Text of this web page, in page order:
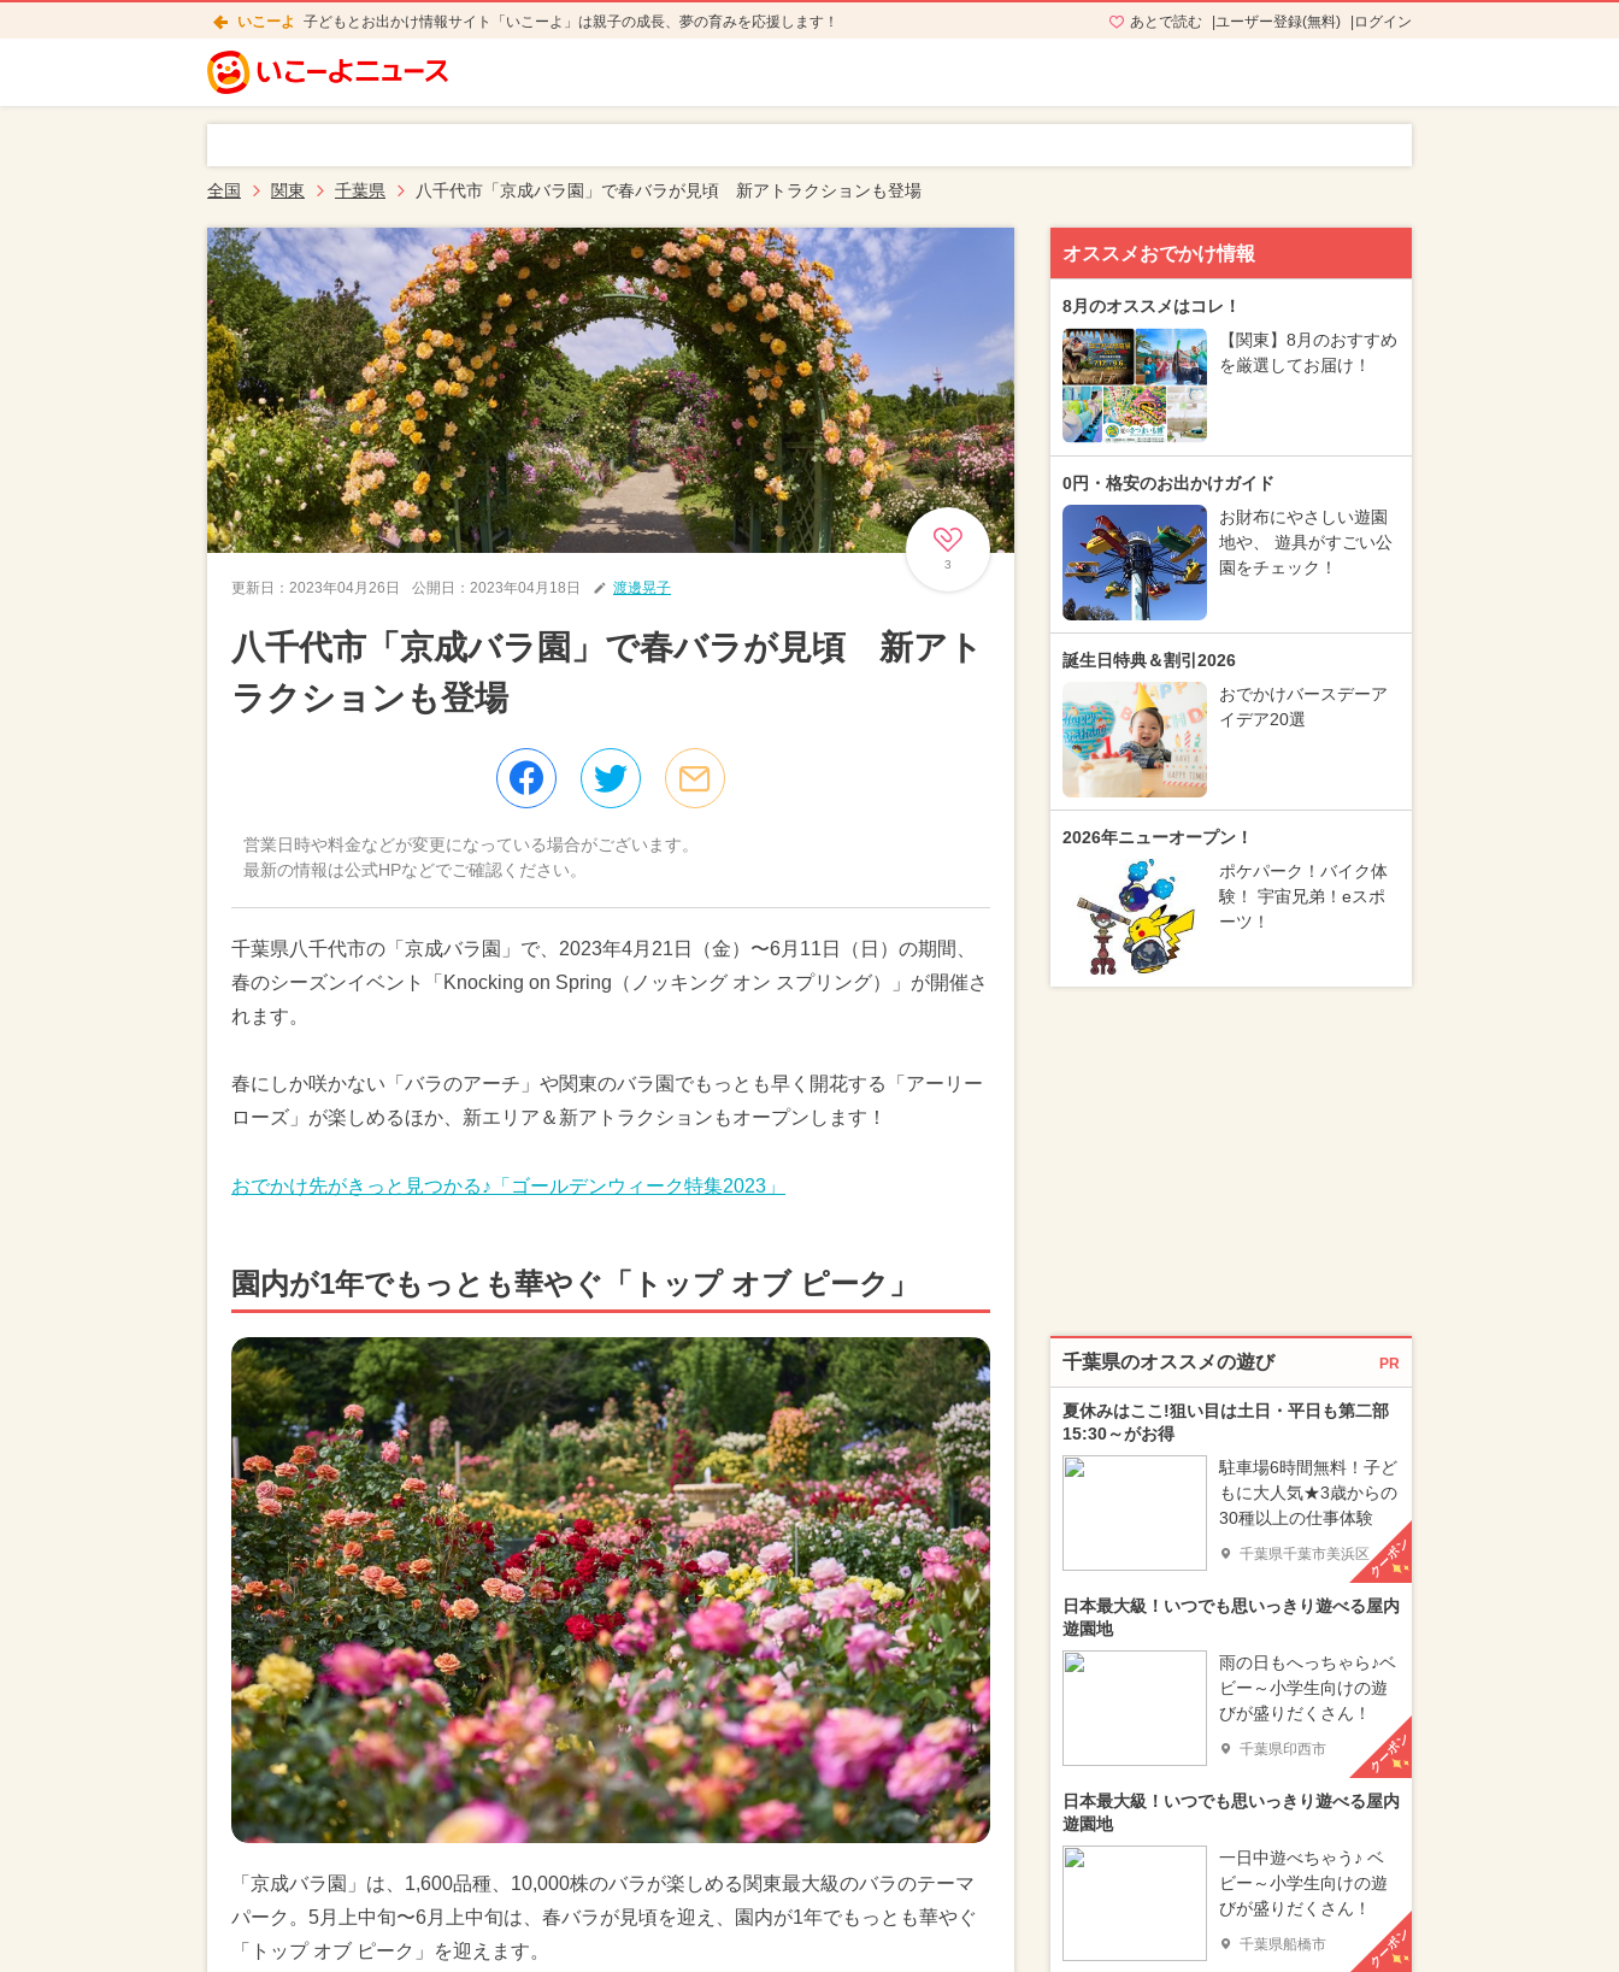
いこーよ 子どもとお出かけ情報サイト「いこーよ」は親子の成長、夢の育みを応援します！ あとで読む ユーザー登録(無料) ログイン
全国 関東 千葉県 八千代市「京成バラ園」で春バラが見頃 新アトラクションも登場
3
更新日： 2023年04月26日 公開日： 2023年04月18日 渡邊晃子
八千代市「京成バラ園」で春バラが見頃 新アト
ラクションも登場
営業日時や料金などが変更になっている場合がございます。
最新の情報は公式HPなどでご確認ください。
千葉県八千代市の「京成バラ園」で、2023年4月21日（金）〜6月11日（日）の期間、
春のシーズンイベント「Knocking on Spring（ノッキング オン スプリング）」が開催さ
れます。
春にしか咲かない「バラのアーチ」や関東のバラ園でもっとも早く開花する「アーリー
ローズ」が楽しめるほか、新エリア＆新アトラクションもオープンします！
おでかけ先がきっと見つかる♪「ゴールデンウィーク特集2023」
園内が1年でもっとも華やぐ「トップ オブ ピーク」
「京成バラ園」は、1,600品種、10,000株のバラが楽しめる関東最大級のバラのテーマ
パーク。5月上中旬〜6月上中旬は、春バラが見頃を迎え、園内が1年でもっとも華やぐ
「トップ オブ ピーク」を迎えます。
オススメおでかけ情報
8月のオススメはコレ！
【関東】8月のおすすめ
を厳選してお届け！
0円・格安のお出かけガイド
お財布にやさしい遊園
地や、 遊具がすごい公
園をチェック！
誕生日特典＆割引2026
おでかけバースデーア
イデア20選
2026年ニューオープン！
ポケパーク！バイク体
験！ 宇宙兄弟！eスポ
ーツ！
千葉県のオススメの遊び PR
夏休みはここ!狙い目は土日・平日も第二部
15:30～がお得
駐車場6時間無料！子ど
もに大人気★3歳からの
30種以上の仕事体験
千葉県千葉市美浜区クーポン
日本最大級！いつでも思いっきり遊べる屋内
遊園地
雨の日もへっちゃら♪ベ
ビー～小学生向けの遊
びが盛りだくさん！
千葉県印西市 クーポン
日本最大級！いつでも思いっきり遊べる屋内
遊園地
一日中遊べちゃう♪ ベ
ビー～小学生向けの遊
びが盛りだくさん！
千葉県船橋市 クーポン